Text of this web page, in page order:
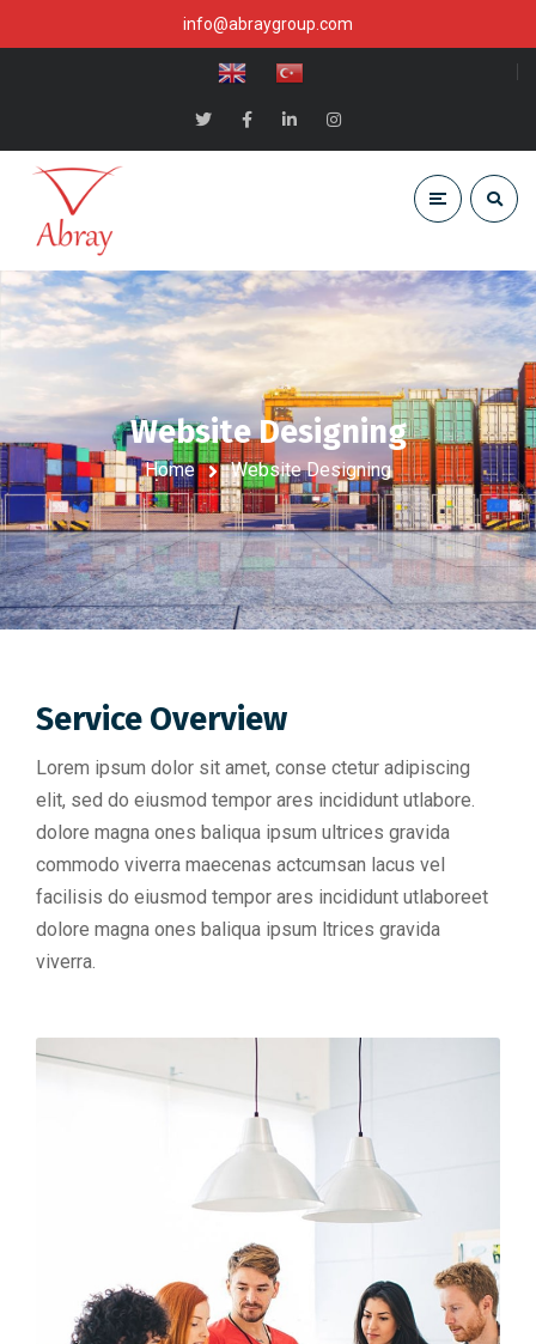
info@abraygroup.com
Website Designing
Home Website Designing
Service Overview
Lorem ipsum dolor sit amet, conse ctetur adipiscing
elit, sed do eiusmod tempor ares incididunt utlabore.
dolore magna ones baliqua ipsum ultrices gravida
commodo viverra maecenas actcumsan lacus vel
facilisis do eiusmod tempor ares incididunt utlaboreet
dolore magna ones baliqua ipsum ltrices gravida
viverra.